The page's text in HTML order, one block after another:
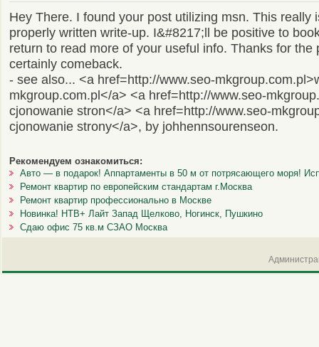
Hey There. I found your post utilizing msn. This really
properly written write-up. I&#8217;ll be positive to
return to read more of your useful info. Thanks for the
certainly comeback.
- see also... <a href=http://www.seo-
mkgroup.com.pl</a> <a href=http://www.seo-
cjonowanie stron</a> <a href=http://www.seo-
cjonowanie strony</a>, by johhennsourenseon.
Рекомендуем ознакомиться:
Авто — в подарок! Аппартаменты в 50 м от потрясающего моря!
Ремонт квартир по европейским стандартам г.Москва
Ремонт квартир профессионально в Москве
Новинка! НТВ+ Лайт Запад Щелково, Ногинск, Пушкино
Сдаю офис 75 кв.м СЗАО Москва